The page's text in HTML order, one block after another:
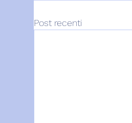
Post recenti